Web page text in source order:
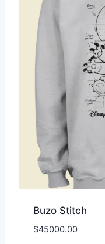
Buzo Stitch
$45000.00